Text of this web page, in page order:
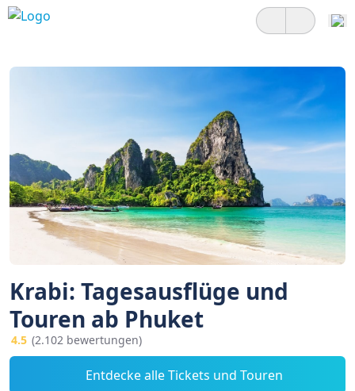
Krabi: Tagesausflüge und
Touren ab Phuket
4.5 (2.102 bewertungen)
Entdecke alle Tickets und Touren